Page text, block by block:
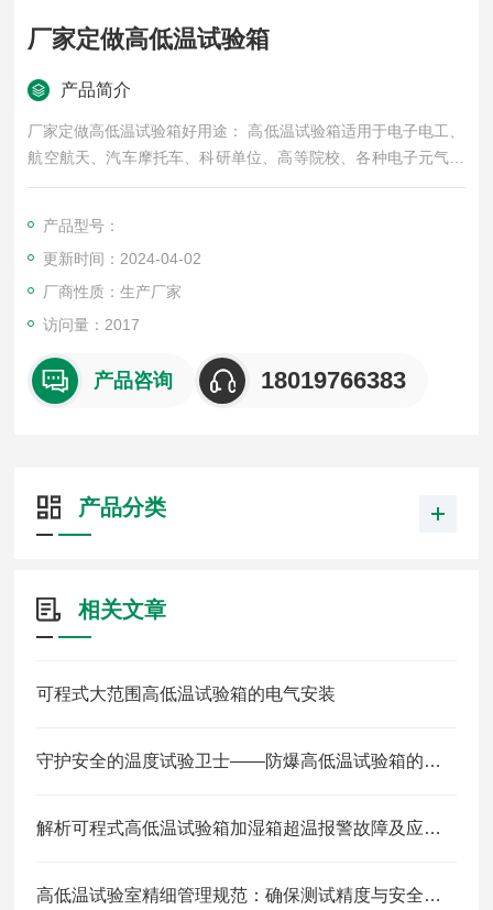
厂家定做高低温试验箱
产品简介
厂家定做高低温试验箱好用途： 高低温试验箱适用于电子电工、
航空航天、汽车摩托车、科研单位、高等院校、各种电子元气件
等相关产品的零部件及材料在高温、低温、恒温环境下贮存和使
产品型号：
更新时间：2024-04-02
厂商性质：生产厂家
访问量：2017
产品咨询 18019766383
产品分类
相关文章
可程式大范围高低温试验箱的电气安装
守护安全的温度试验卫士——防爆高低温试验箱的神奇作用
解析可程式高低温试验箱加湿箱超温报警故障及应对方法
高低温试验室精细管理规范：确保测试精度与安全的基石